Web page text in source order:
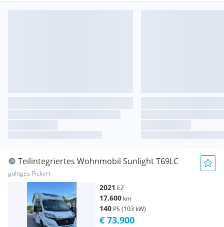
Teilintegriertes Wohnmobil Sunlight T69LC
gültiges Pickerl
2021 EZ
17.600 km
140 PS (103 kW)
€ 73.900